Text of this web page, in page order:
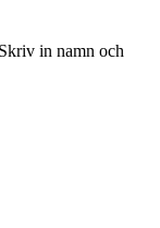
in namn och